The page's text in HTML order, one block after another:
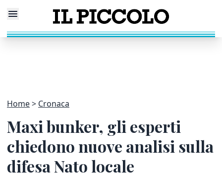
Home Cronaca
Maxi bunker, gli esperti
chiedono nuove analisi sulla
difesa Nato locale